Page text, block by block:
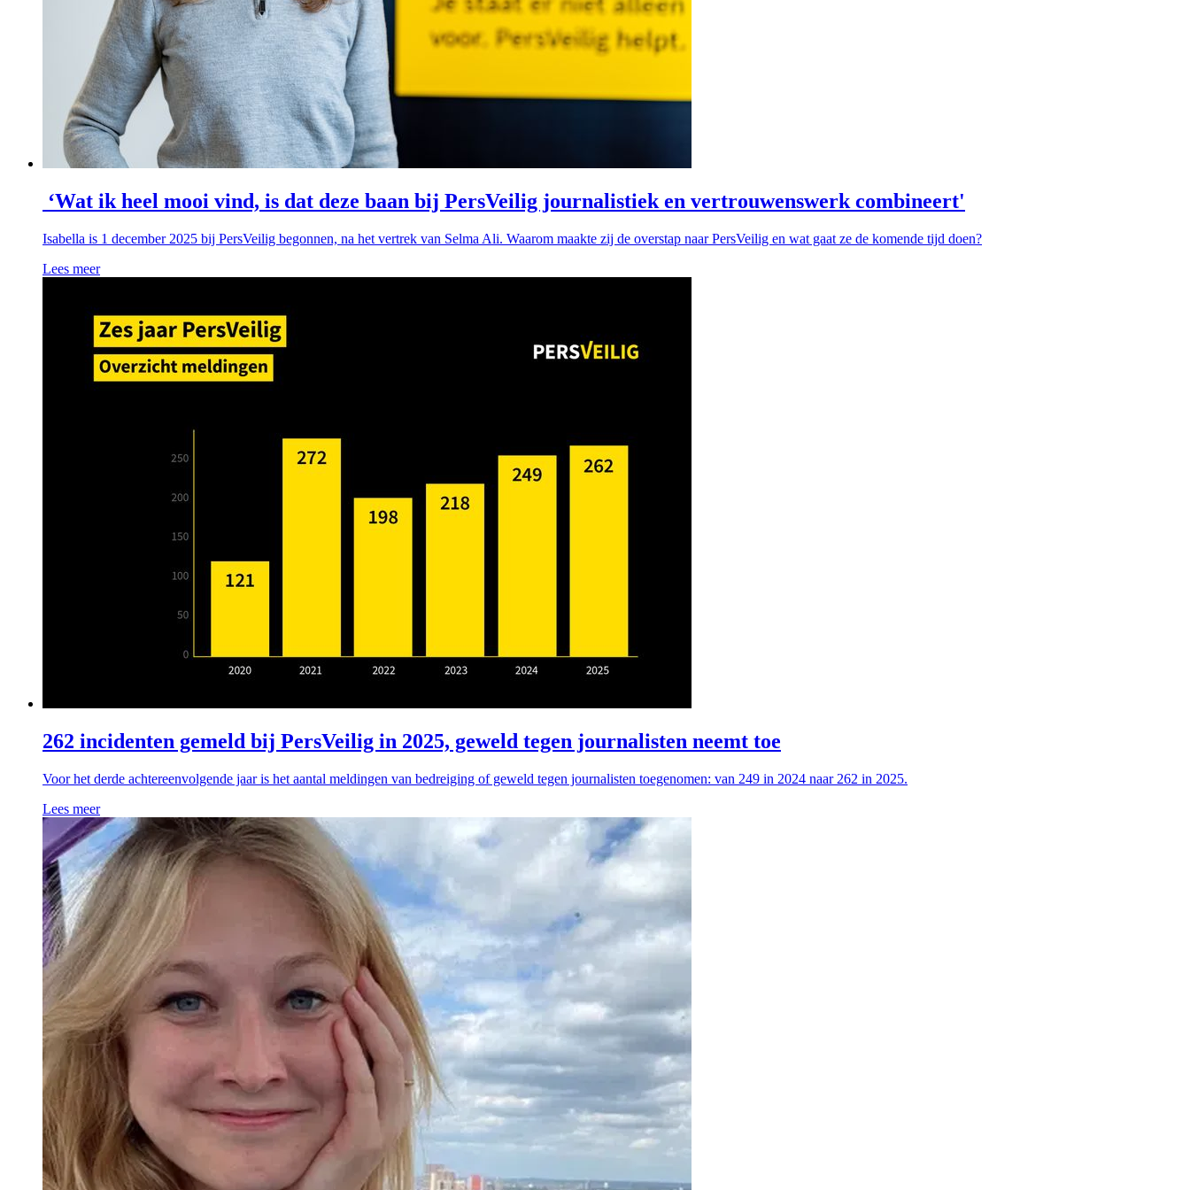
‘Wat ik heel mooi vind, is dat deze baan bij PersVeilig journalistiek en vertrouwenswerk combineert'
Isabella is 1 december 2025 bij PersVeilig begonnen, na het vertrek van Selma Ali. Waarom maakte zij de overstap naar PersVeilig en wat gaat ze de komende tijd doen?
Lees meer
262 incidenten gemeld bij PersVeilig in 2025, geweld tegen journalisten neemt toe
Voor het derde achtereenvolgende jaar is het aantal meldingen van bedreiging of geweld tegen journalisten toegenomen: van 249 in 2024 naar 262 in 2025.
Lees meer